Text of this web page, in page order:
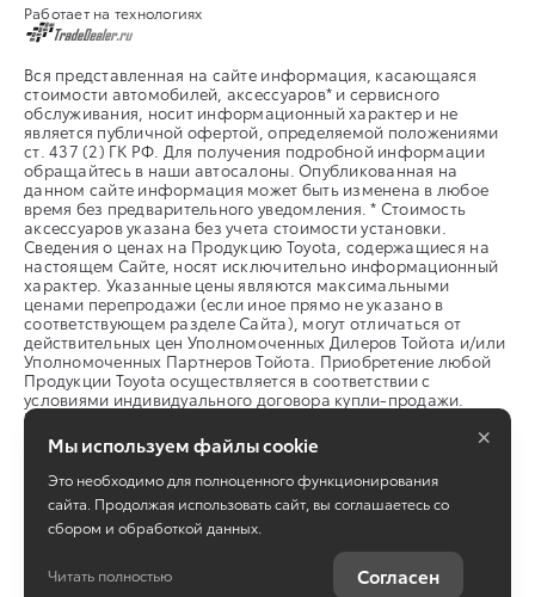
Заголовок 3
Заголовок 4
Работает на технологиях
Вся представленная на сайте информация, касающаяся
стоимости автомобилей, аксессуаров* и сервисного
обслуживания, носит информационный характер и не
является публичной офертой, определяемой положениями
ст. 437 (2) ГК РФ. Для получения подробной информации
обращайтесь в наши автосалоны. Опубликованная на
данном сайте информация может быть изменена в любое
время без предварительного уведомления. * Стоимость
аксессуаров указана без учета стоимости установки.
Сведения о ценах на Продукцию Toyota, содержащиеся на
настоящем Сайте, носят исключительно информационный
характер. Указанные цены являются максимальными
ценами перепродажи (если иное прямо не указано в
соответствующем разделе Сайта), могут отличаться от
действительных цен Уполномоченных Дилеров Тойота и/или
Уполномоченных Партнеров Тойота. Приобретение любой
Продукции Toyota осуществляется в соответствии с
условиями индивидуального договора купли-продажи.
Представленная на Сайте информация о Продукции Toyota
не означает, что данная Продукция имеется в наличии у
Уполномоченных Дилеров Тойота/ Уполномоченных
Партнеров Тойота для продажи. Для получения
информации о наличии автомобилей/ иной Продукции
Toyota, а также подробных сведений об автомобилях/ иной
продукции Toyota, реализуемой в Вашем регионе, Вы можете
связаться с Уполномоченным Дилером Тойота и/или
Уполномоченным Партнером Тойота в Вашем регионе.
Мы используем файлы cookie
Это необходимо для полноценного функционирования
сайта. Продолжая использовать сайт, вы соглашаетесь со
сбором и обработкой данных.
Читать полностью Согласен
×